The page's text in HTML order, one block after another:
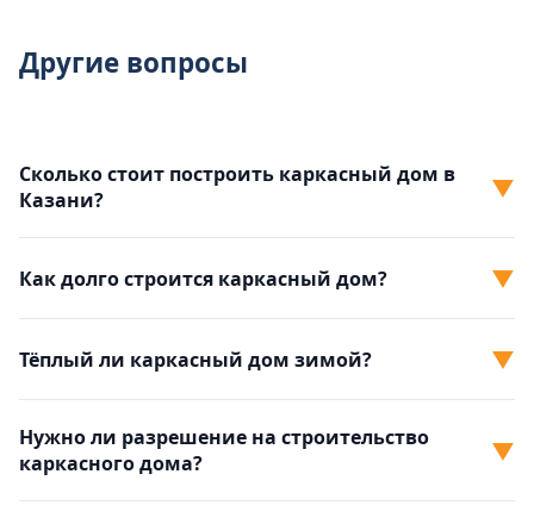
Другие вопросы
Сколько стоит построить каркасный дом в
Казани?
▼
Как долго строится каркасный дом? ▼
Тёплый ли каркасный дом зимой? ▼
Нужно ли разрешение на строительство
каркасного дома?
▼